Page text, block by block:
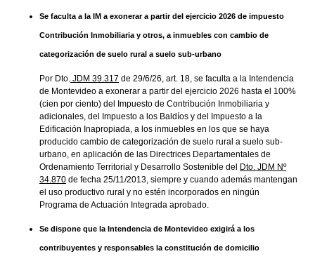
Se faculta a la IM a exonerar a partir del ejercicio 2026 de impuesto
Contribución Inmobiliaria y otros, a inmuebles con cambio de
categorización de suelo rural a suelo sub-urbano
Por Dto. JDM 39.317 de 29/6/26, art. 18, se faculta a la Intendencia
de Montevideo a exonerar a partir del ejercicio 2026 hasta el 100%
(cien por ciento) del Impuesto de Contribución Inmobiliaria y
adicionales, del Impuesto a los Baldíos y del Impuesto a la
Edificación Inapropiada, a los inmuebles en los que se haya
producido cambio de categorización de suelo rural a suelo sub-
urbano, en aplicación de las Directrices Departamentales de
Ordenamiento Territorial y Desarrollo Sostenible del
Dto. JDM Nº
34.870 de fecha 25/11/2013, siempre y cuando además mantengan
el uso productivo rural y no estén incorporados en ningún
Programa de Actuación Integrada aprobado.
Se dispone que la Intendencia de Montevideo exigirá a los
contribuyentes y responsables la constitución de domicilio